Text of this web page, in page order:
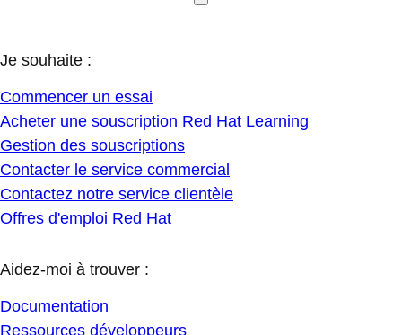
Je souhaite :
Commencer un essai
Acheter une souscription Red Hat Learning
Gestion des souscriptions
Contacter le service commercial
Contactez notre service clientèle
Offres d'emploi Red Hat
Aidez-moi à trouver :
Documentation
Ressources développeurs